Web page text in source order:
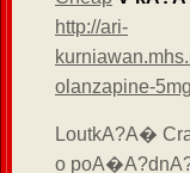
http://ari-
olanzapine-
LoutkA?A�
o